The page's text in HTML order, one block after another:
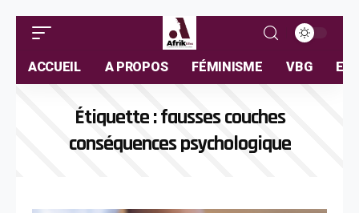
ACCUEIL A PROPOS FÉMINISME VBG
Étiquette :fausses couches
conséquences psychologique